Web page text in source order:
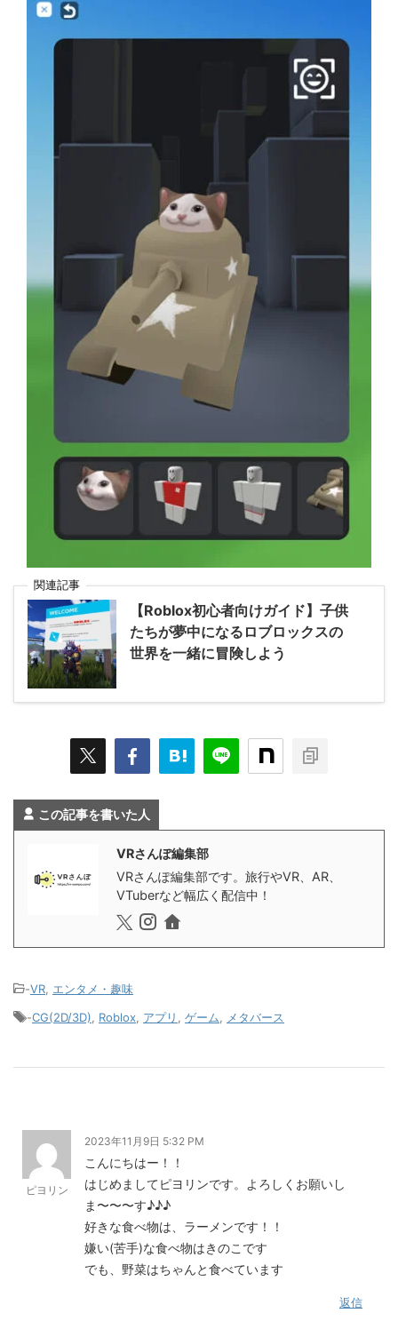
関連記事
【Roblox初心者向けガイド】子供
たちが夢中になるロブロックスの
世界を一緒に冒険しよう
この記事を書いた人
VRさんぽ編集部
VRさんぽ編集部です。旅行やVR、AR、
VTuberなど幅広く配信中！
-VR, エンタメ・趣味
-CG(2D/3D), Roblox, アプリ , ゲーム, メタバース
ピヨリン
2023年11月9日 5:32 PM
こんにちはー！！
はじめましてピヨリンです。よろしくお願いし
ま〜〜〜す♪♪♪
好きな食べ物は、ラーメンです！！
嫌い(苦手)な食べ物はきのこです
でも、野菜はちゃんと食べています
返信